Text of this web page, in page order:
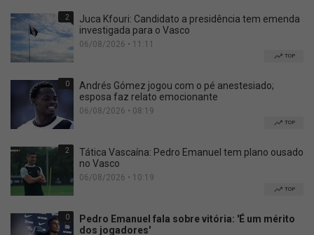
2
Juca Kfouri: Candidato a presidência tem emenda
investigada para o Vasco
06/08/2026 • 11:11
TOP
0
Andrés Gómez jogou com o pé anestesiado;
esposa faz relato emocionante
06/08/2026 • 08:19
TOP
2
Tática Vascaína: Pedro Emanuel tem plano ousado
no Vasco
06/08/2026 • 10:19
TOP
0
Pedro Emanuel fala sobre vitória: 'É um mérito
dos jogadores'